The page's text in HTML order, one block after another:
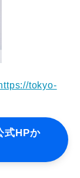
tokyo-
式HPか